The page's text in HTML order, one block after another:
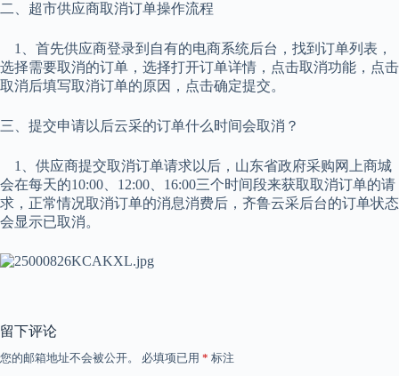
二、超市供应商取消订单操作流程
1、首先供应商登录到自有的电商系统后台，找到订单列表，
选择需要取消的订单，选择打开订单详情，点击取消功能，点击
取消后填写取消订单的原因，点击确定提交。
三、提交申请以后云采的订单什么时间会取消？
1、供应商提交取消订单请求以后，山东省政府采购网上商城
会在每天的10:00、12:00、16:00三个时间段来获取取消订单的请
求，正常情况取消订单的消息消费后，齐鲁云采后台的订单状态
会显示已取消。
留下评论
您的邮箱地址不会被公开。 必填项已用 * 标注